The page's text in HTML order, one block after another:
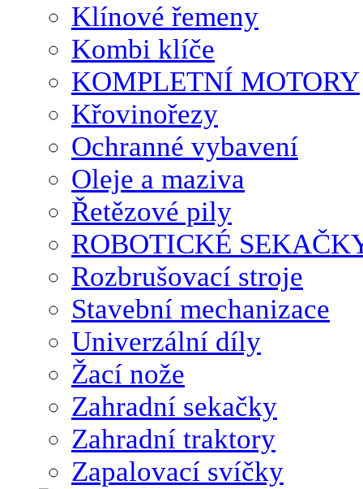
Klínové řemeny
Kombi klíče
KOMPLETNÍ MOTORY
Křovinořezy
Ochranné vybavení
Oleje a maziva
Řetězové pily
ROBOTICKÉ
Rozbrušovací stroje
Stavební mechanizace
Univerzální díly
Žací nože
Zahradní sekačky
Zahradní traktory
Zapalovací svíčky